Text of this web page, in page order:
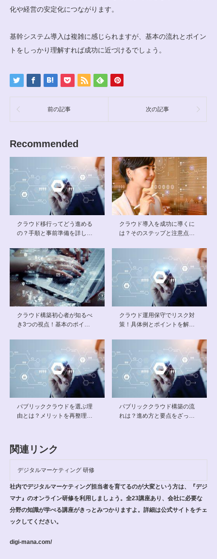
化や経営の安定化につながります。
基幹システム導入は複雑に感じられますが、基本の流れとポイン
トをしっかり理解すれば成功に近づけるでしょう。
前の記事 次の記事
Recommended
クラウド移行ってどう進める
の？手順と事前準備を詳し…
クラウド導入を成功に導くに
は？そのステップと注意点…
クラウド構築初心者が知るべ
き3つの視点！基本のポイ…
クラウド運用保守でリスク対
策！具体例とポイントを解…
パブリッククラウドを選ぶ理
由とは？メリットを再整理…
パブリッククラウド構築の流
れは？進め方と要点をざっ…
関連リンク
デジタルマーケティング 研修
社内でデジタルマーケティング担当者を育てるのが大変という方は、『デジ
マナ』のオンライン研修を利用しましょう。全23講座あり、会社に必要な
分野の知識が学べる講座がきっとみつかりますよ。詳細は公式サイトをチェ
ックしてください。
digi-mana.com/